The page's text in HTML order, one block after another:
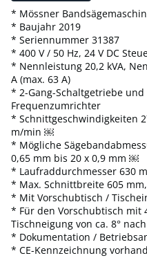
* Mössner
* Baujahr 2019
* Seriennummer 31387
* 400 V / 50 Hz, 24 V DC
* Nennleistung 20,2 kVA,
A (max. 63 A)
* 2-Gang-Schaltgetriebe und
Frequenzumrichter
* Schnittgeschwindigkeiten
m/min ￼
* Mögliche
0,65 mm bis 20 x 0,9 mm ￼
* Laufraddurchmesser 630
* Max. Schnittbreite 605
* Mit Vorschubtisch /
* Für den Vorschubtisch mit
Tischneigung von ca. 8°
* Dokumentation /
* CE-Kennzeichnung